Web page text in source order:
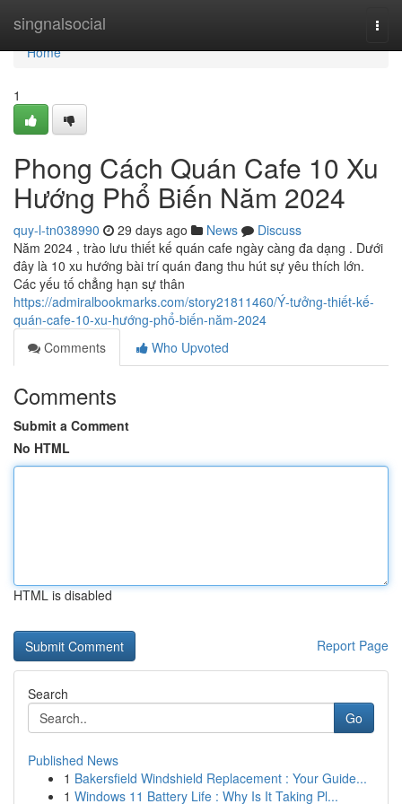
singnalsocial
Home
Home
1
Phong Cách Quán Cafe 10 Xu
Hướng Phổ Biến Năm 2024
quy-l-tn038990 29 days ago News
Discuss
Năm 2024 , trào lưu thiết kế quán cafe ngày càng đa dạng . Dưới
đây là 10 xu hướng bài trí quán đang thu hút sự yêu thích lớn.
Các yếu tố chẳng hạn sự thân
https://admiralbookmarks.com/story21811460/Ý-tưởng-thiết-kế-
quán-cafe-10-xu-hướng-phổ-biến-năm-2024
Comments
Who Upvoted
Comments
Submit a Comment
No HTML
HTML is disabled
Report Page
Search
Go
Published News
1 Bakersfield Windshield Replacement : Your Guide...
1 Windows 11 Battery Life : Why Is It Taking Pl...